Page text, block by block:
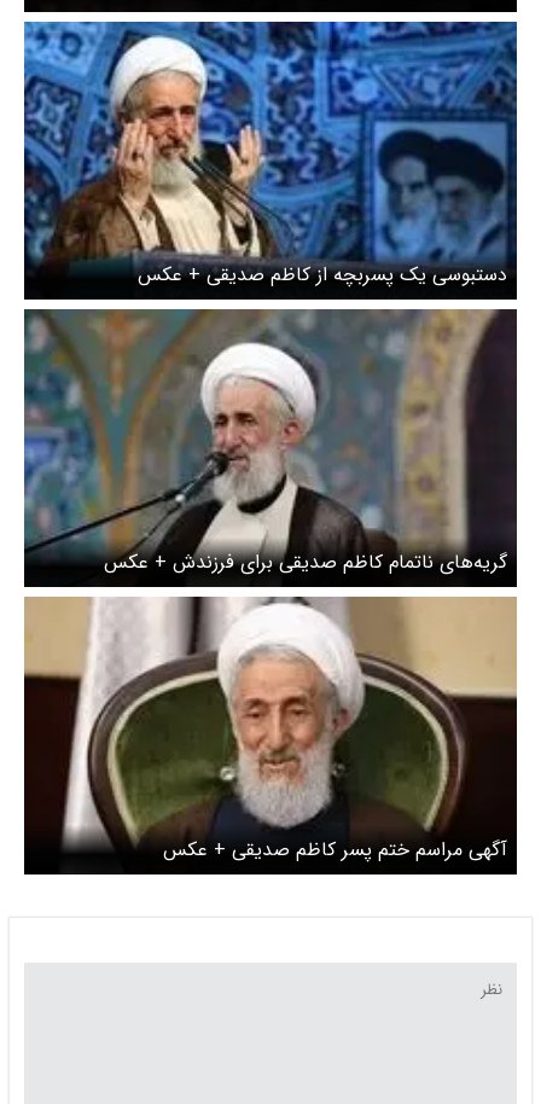
ستاد امربه‌معروف می‌گوید نمی‌دانستم ده هزار متر زمین به
نامم کردند مردم می‌گویند دروغ نگو
دستبوسی یک پسربچه از کاظم صدیقی + عکس
گریه‌های ناتمام کاظم صدیقی برای فرزندش + عکس
آگهی مراسم ختم پسر کاظم صدیقی + عکس